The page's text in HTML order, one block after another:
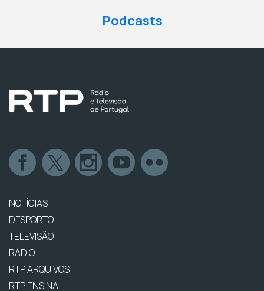
Podcasts
NOTÍCIAS
DESPORTO
TELEVISÃO
RÁDIO
RTP ARQUIVOS
RTP ENSINA